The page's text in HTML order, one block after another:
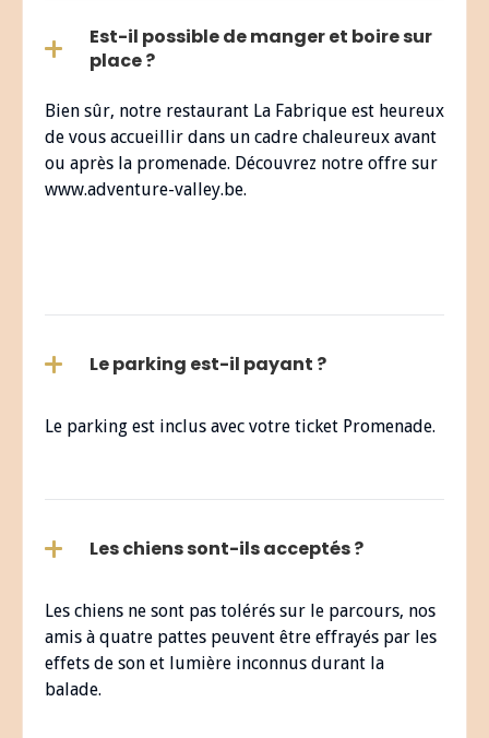
Est-il possible de manger et boire sur
place ?
Bien sûr, notre restaurant La Fabrique est heureux
de vous accueillir dans un cadre chaleureux avant
ou après la promenade. Découvrez notre offre sur
www.adventure-valley.be.
Le parking est-il payant ?
Le parking est inclus avec votre ticket Promenade.
Les chiens sont-ils acceptés ?
Les chiens ne sont pas tolérés sur le parcours, nos
amis à quatre pattes peuvent être effrayés par les
effets de son et lumière inconnus durant la
balade.